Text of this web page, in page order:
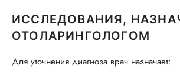
ИССЛЕДОВАНИЯ,
ОТОЛАРИНГОЛОГОМ
Для уточнения диагноза врач назначает: